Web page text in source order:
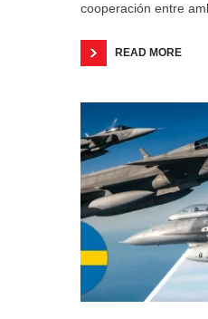
cooperación entre
READ MORE